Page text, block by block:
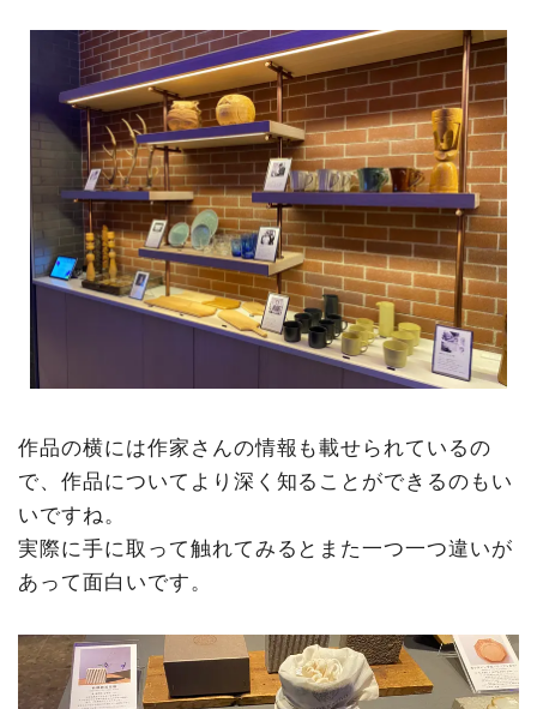
作品の横には作家さんの情報も載せられているの
で、作品についてより深く知ることができるのもい
いですね。
実際に手に取って触れてみるとまた一つ一つ違いが
あって面白いです。